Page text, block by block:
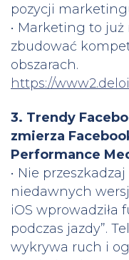
pozycji
• Marketing to już
zbudować
obszarach.
https://
3. Trendy
zmierza
Performance
• Nie
niedawnych
iOS wprowadziła
podczas jazdy”.
wykrywa ruch i